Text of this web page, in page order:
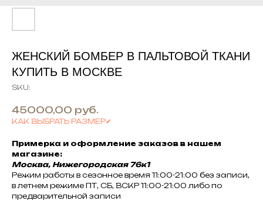
ЖЕНСКИЙ БОМБЕР В ПАЛЬТОВОЙ ТКАНИ
КУПИТЬ В МОСКВЕ
SKU:
45000,00 руб.
КАК ВЫБРАТЬ РАЗМЕР✔
Примерка и оформление заказов в нашем
магазине:
Москва, Нижегородская 76к1
Режим работы в сезонное время 11:00-21:00 без записи,
в летнем режиме ПТ, СБ, ВСКР 11:00-21:00 либо по
предварительной записи